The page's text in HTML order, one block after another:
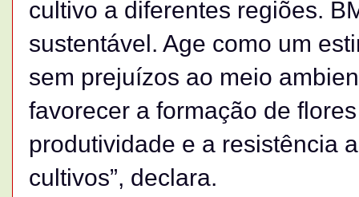
cultivo a diferentes regiões.
sustentável. Age como um
sem prejuízos ao meio
favorecer a formação de
produtividade e a resistência
cultivos”, declara.